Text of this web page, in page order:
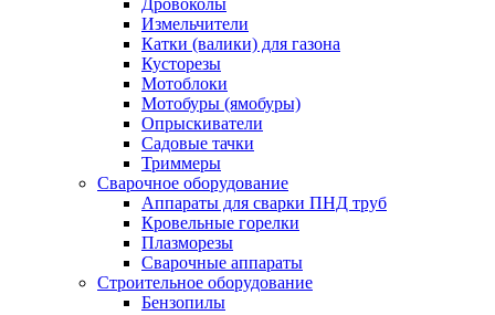
Дровоколы
Измельчители
Катки (валики) для газона
Кусторезы
Мотоблоки
Мотобуры (ямобуры)
Опрыскиватели
Садовые тачки
Триммеры
Сварочное оборудование
Аппараты для сварки ПНД труб
Кровельные горелки
Плазморезы
Сварочные аппараты
Строительное оборудование
Бензопилы